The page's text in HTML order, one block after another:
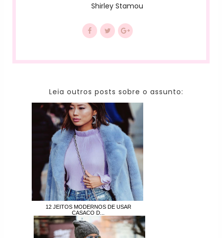
Shirley Stamou
Leia outros posts sobre o assunto:
12 JEITOS MODERNOS DE USAR
CASACO D...